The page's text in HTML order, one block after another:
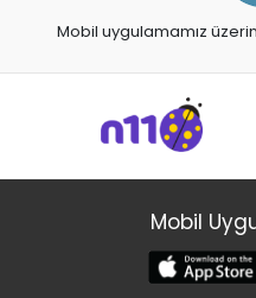
Mobil uygulamamız
Mobil